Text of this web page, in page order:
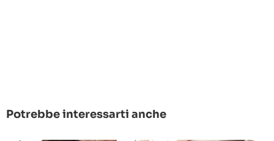
Potrebbe interessarti anche